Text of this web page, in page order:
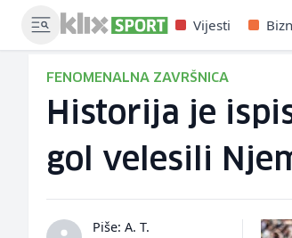
Vijesti
FENOMENALNA ZAVRŠNICA
Historija je
gol velesili
Piše: A. T.